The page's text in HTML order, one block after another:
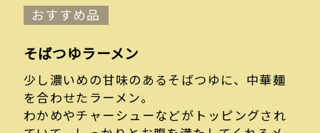
おすすめ品
そばつゆラーメン
少し濃いめの甘味のあるそばつゆに、中華麺
を合わせたラーメン。
わかめやチャーシューなどがトッピングされ